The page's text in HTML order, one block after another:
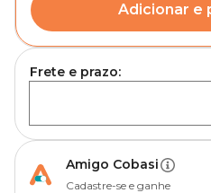
Adicionar e
Frete e prazo:
Amigo Cobasi
Cadastre-se e ganhe